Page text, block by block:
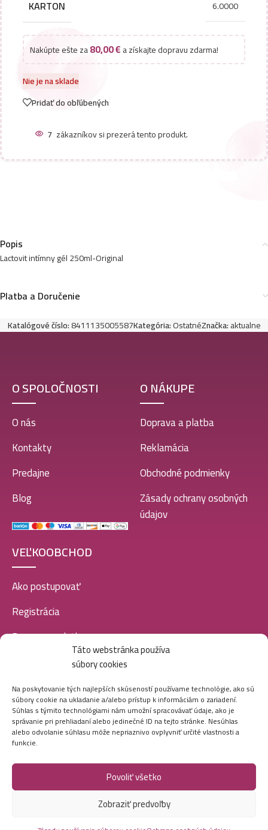
Táto webstránka používa
súbory cookies
Na poskytovanie tých najlepších skúseností používame technológie, ako sú
súbory cookie na ukladanie a/alebo prístup k informáciám o zariadení.
Súhlas s týmito technológiami nám umožní spracovávať údaje, ako je
správanie pri prehliadaní alebo jedinečné ID na tejto stránke. Nesúhlas
alebo odvolanie súhlasu môže nepriaznivo ovplyvniť určité vlastnosti a
funkcie.
Povoliť všetko
Zobraziť predvoľby
KARTON 6.0000
Nakúpte ešte za80,00€a získajte dopravu zdarma!
Nie je na sklade
Pridať do obľúbených
7 zákazníkov si prezerá tento produkt.
Popis
Lactovit intímny gél 250ml-Original
Platba a Doručenie
Katalógové číslo:8411135005587Kategória:OstatnéZnačka:aktualne
O SPOLOČNOSTI
O nás
Kontakty
Predajne
Blog
O NÁKUPE
Doprava a platba
Reklamácia
Obchodné podmienky
Zásady ochrany osobných
údajov
VEĽKOOBCHOD
Ako postupovať
Registrácia
Doprava a platba
SOCIÁLNE SIETE
Marei.sk - Všetky práva vyhradené - 2026
Vytvorila digitálna agentúraAmetica.